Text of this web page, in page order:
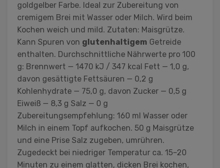
goldgelber Farbe. Ideal zur Zubereitung von
cremigem Brei mit Wasser oder Milch. Wird beim
Kochen weich und mild. Zutaten: Maisgrütze.
Kann Spuren von glutenhaltigem Getreide
enthalten. Durchschnittliche Nährwerte pro 100
g: Brennwert — 1470 kJ / 347 kcal Fett — 1,0 g,
davon gesättigte Fettsäuren — 0,2 g
Kohlenhydrate — 75,0 g, davon Zucker — 0,5 g
Eiweiß — 8,3 g Salz — 0 g
Zubereitungsempfehlung: 160 ml Wasser oder
Milch in einem Topf aufkochen. 50 g Maisgrütze
und eine Prise Salz zugeben, umrühren.
Zugedeckt bei niedriger Temperatur ca. 15–20
Minuten zu einem glatten, dicken Brei kochen,